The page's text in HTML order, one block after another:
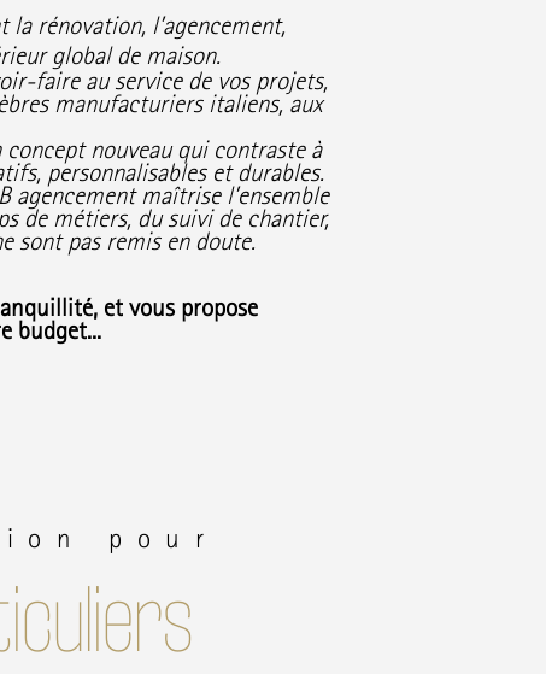
la rénovation, l’agencement,
global de maison.
faire au service de vos projets,
manufacturiers italiens, aux
nouveau qui contraste à
personnalisables et durables.
agencement maîtrise l’ensemble
de métiers, du suivi de chantier,
sont pas remis en doute.
et vous propose
budget...
pour